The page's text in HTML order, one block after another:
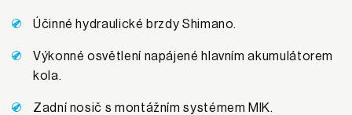
Účinné hydraulické brzdy Shimano.
Výkonné osvětlení napájené hlavním akumulátorem
kola.
Zadní nosič s montážním systémem MIK.